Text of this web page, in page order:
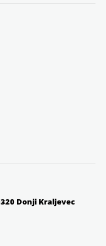
Donji Kraljevec